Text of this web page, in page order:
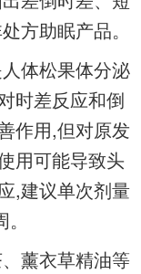
方助眠产品。
体松果体分泌
时差反应和倒
作用,但对原发
用可能导致头
,建议单次剂量
薰衣草精油等